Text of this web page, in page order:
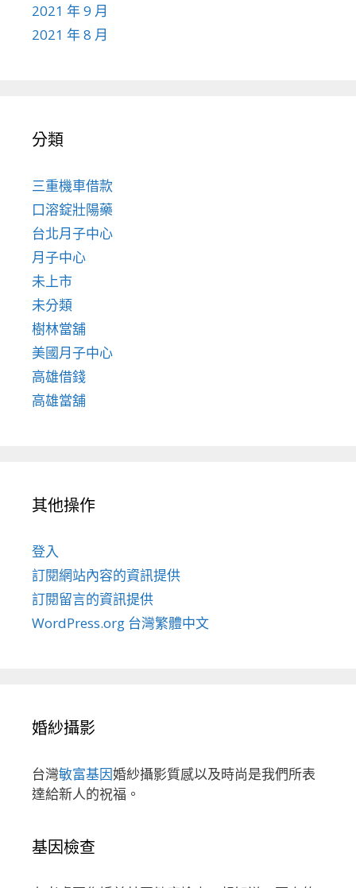
2021 年 9 月
2021 年 8 月
分類
三重機車借款
口溶錠壯陽藥
台北月子中心
月子中心
未上市
未分類
樹林當舖
美國月子中心
高雄借錢
高雄當舖
其他操作
登入
訂閱網站內容的資訊提供
訂閱留言的資訊提供
WordPress.org 台灣繁體中文
婚紗攝影
台灣敏富基因婚紗攝影質感以及時尚是我們所表
達給新人的祝福。
基因檢查